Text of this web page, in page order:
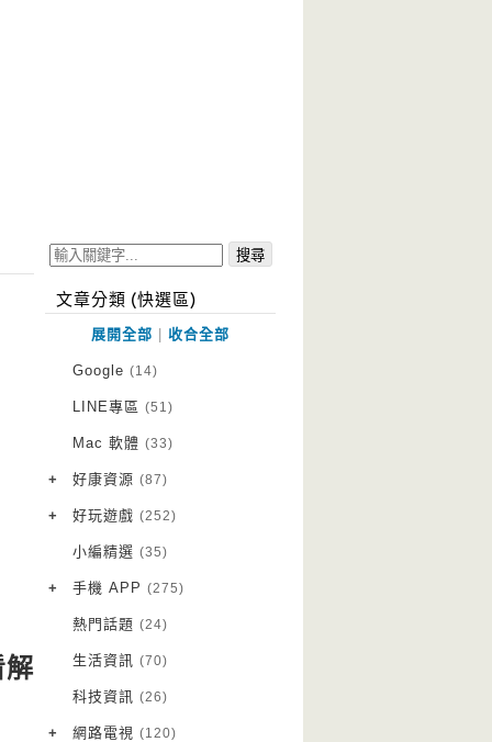
文章分類 (快選區)
展開全部 收合全部
Google (14)
LINE專區 (51)
Mac 軟體 (33)
+ 好康資源 (87)
VPN 翻牆
免費資源
字體下載
網站推薦
+ 好玩遊戲 (252)
Android 遊戲
iOS 遊戲
網頁遊戲
電腦遊戲
小編精選 (35)
+ 手機 APP (275)
Android 軟體
iOS 軟體
Root 相關
越獄JB
熱門話題 (24)
生活資訊 (70)
科技資訊 (26)
+ 網路電視 (120)